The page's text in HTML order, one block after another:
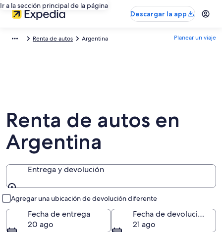
Ir a la sección principal de la página
Descargar la app
Renta de autos Argentina Planear un viaje
Renta de autos en
Argentina
Entrega y devolución
Agregar una ubicación de devolución diferente
Fecha de entrega
20 ago
Fecha de devolución
21 ago